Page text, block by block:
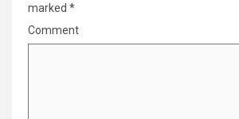
marked *
Comment